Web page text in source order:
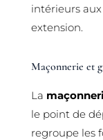
intérieurs
extension.
Maçonnerie et
La
le point de
regroupe les